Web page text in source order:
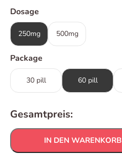
Dosage
250mg 500mg
Package
30 pill 60 pill
Gesamtpreis:
IN DEN WARENKORB